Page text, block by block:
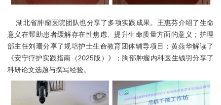
湖北省肿瘤医院团队也分享了多项实践成果。王惠芬介绍了生命
意义在帮助患者缓解存在性焦虑、提升生命质量方面的意义；护理
部主任刘珊分享了规培护士生命教育团体辅导项目；黄燕华解读了
《安宁疗护实践指南（2025版）》；胸部肿瘤内科医生钱羽分享了
科研论文选题与撰写经验。